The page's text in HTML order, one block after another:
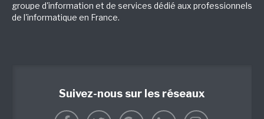
groupe d'information et de services dédié aux professionnels
de l'informatique en France.
Suivez-nous sur les réseaux